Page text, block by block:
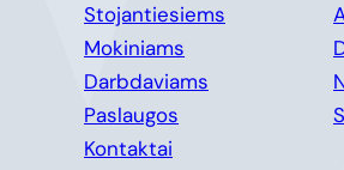
Stojantiesiems
Mokiniams
Darbdaviams
Paslaugos
Kontaktai